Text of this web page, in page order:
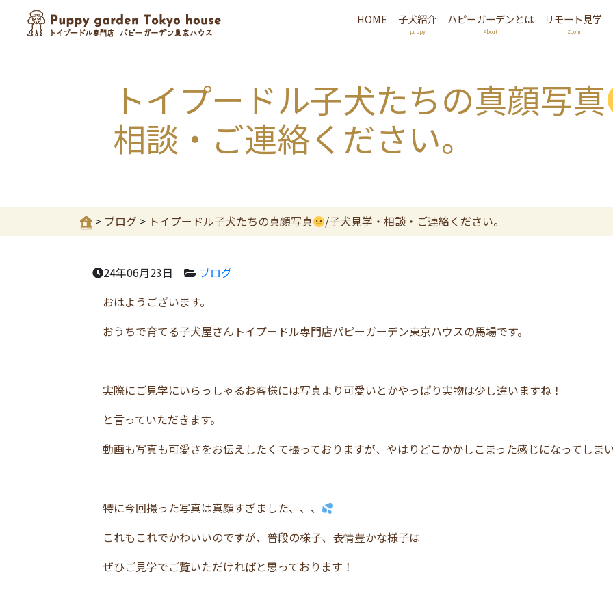
HOME 子犬紹介
puppy
ハピーガーデンとは
About
リモート見学
Zoom
トイプードル子犬たちの真顔写真
相談・ご連絡ください。
> ブログ > トイプードル子犬たちの真顔写真 /子犬見学・相談・ご連絡ください。
24年06月23日
ブログ
おはようございます。
おうちで育てる子犬屋さんトイプードル専門店パピーガーデン東京ハウスの馬場です。
実際にご見学にいらっしゃるお客様には写真より可愛いとかやっぱり実物は少し違いますね！
と言っていただきます。
動画も写真も可愛さをお伝えしたくて撮っておりますが、やはりどこかかしこまった感じになってしま
特に今回撮った写真は真顔すぎました、、、
これもこれでかわいいのですが、普段の様子、表情豊かな様子は
ぜひご見学でご覧いただければと思っております！